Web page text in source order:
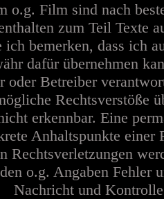
o.g. Film sind nach
zum Teil Texte
bemerken, dass ich
dafür übernehmen
oder Betreiber
Rechtsverstöße
erkennbar. Eine
Anhaltspunkte
Rechtsverletzungen
o.g. Angaben Fehler
Nachricht und